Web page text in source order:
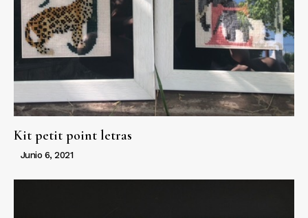
Kit petit point letras
Junio 6, 2021